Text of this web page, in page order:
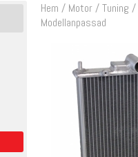
Hem / Motor / Tuning /
Modellanpassad